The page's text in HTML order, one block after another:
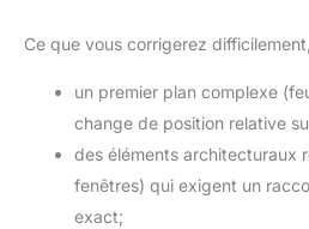
Ce que vous corrigerez
un premier plan complexe
change de position relative
des éléments architecturaux
fenêtres) qui exigent un
exact;